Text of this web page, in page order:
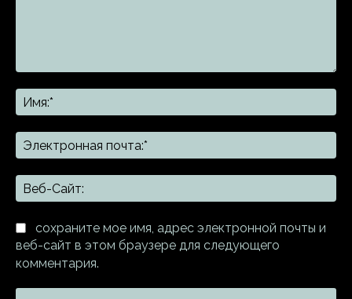
сохраните мое имя, адрес электронной почты и
веб-сайт в этом браузере для следующего
комментария.